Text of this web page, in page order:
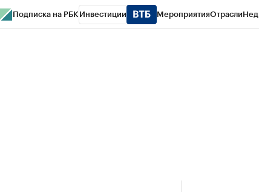
Подписка на РБК Инвестиции МероприятияОтрасли